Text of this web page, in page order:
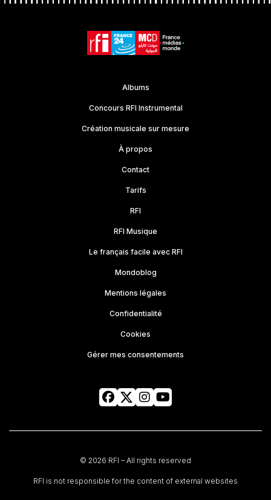
Albums
Concours RFI Instrumental
Création musicale sur mesure
À propos
Contact
Tarifs
RFI
RFI Musique
Le français facile avec RFI
Mondoblog
Mentions légales
Confidentialité
Cookies
Gérer mes consentements
© 2026 RFI – All rights reserved
RFI is not responsible for the content of external websites